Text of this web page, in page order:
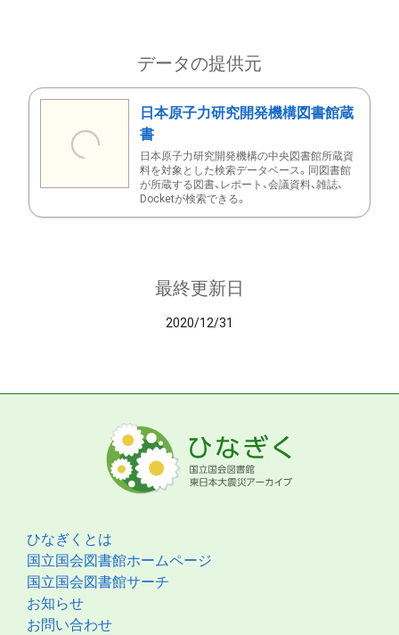
データの提供元
日本原子力研究開発機構図書館蔵
書
日本原子力研究開発機構の中央図書館所蔵資
料を対象とした検索データベース。同図書館
が所蔵する図書、レポート、会議資料、雑誌、
Docketが検索できる。
最終更新日
2020/12/31
ひなぎくとは
国立国会図書館ホームページ
国立国会図書館サーチ
お知らせ
お問い合わせ